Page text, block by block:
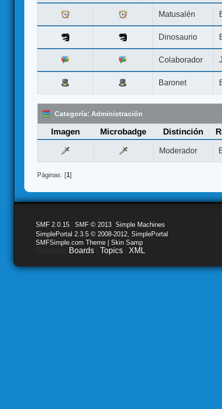
Matusalén
Dinosaurio
Colaborador
Baronet
Categoría: Administración
Imagen Microbadge Distinción
Moderador
Páginas: [1]
SMF 2.0.15 SMF © 2013 Simple Machines
SimplePortal 2.3.5 © 2008-2012, SimplePortal
SMFSimple.com Theme | Skin Samp
Boards Topics XML